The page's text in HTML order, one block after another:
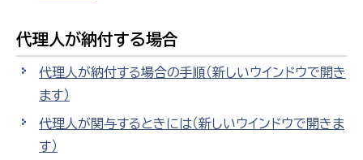
代理人が納付する場合
代理人が納付する場合の手順（新しいウインドウで開き
ます）
代理人が関与するときには（新しいウインドウで開きま
す）